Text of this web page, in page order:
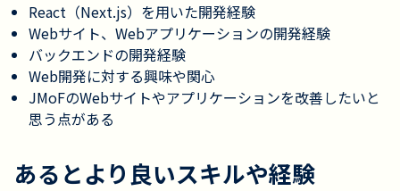
React（Next.js）を用いた開発経験
Webサイト、Webアプリケーションの開発経験
バックエンドの開発経験
Web開発に対する興味や関心
JMoFのWebサイトやアプリケーションを改善したいと
思う点がある
あるとより良いスキルや経験